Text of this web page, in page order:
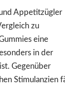
Appetitzügler
zu
eine
in der
Gegenüber
Stimulanzien